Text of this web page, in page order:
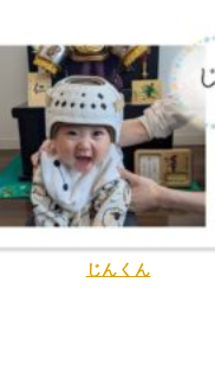
じんくん